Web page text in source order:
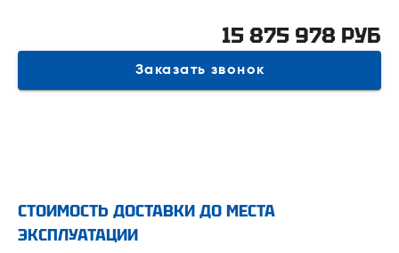
Заказать звонок
15 875 978 РУБ
СТОИМОСТЬ ДОСТАВКИ ДО МЕСТА
ЭКСПЛУАТАЦИИ